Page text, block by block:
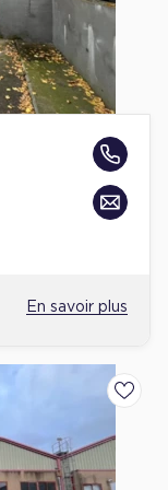
En savoir plus